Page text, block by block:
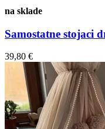
na sklade
Samostatne stojaci
39,80 €